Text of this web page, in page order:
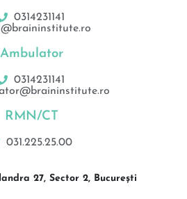
0314231141
Ambulator
0314231141
RMN/CT
031.225.25.00
27, Sector 2, București